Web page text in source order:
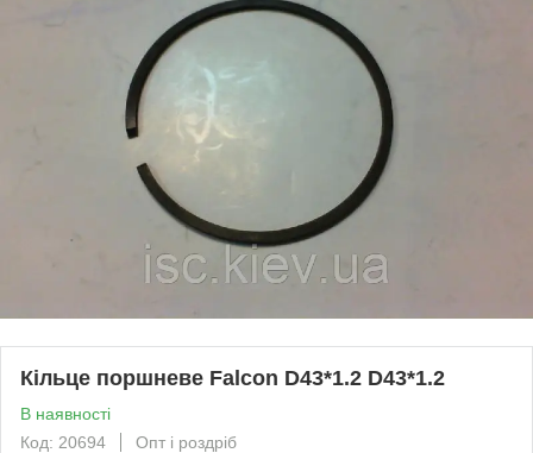
Кільце поршневе Falcon D43*1.2 D43*1.2
В наявності
Код: 20694
Опт і роздріб